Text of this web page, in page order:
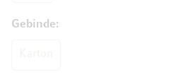
Gebinde